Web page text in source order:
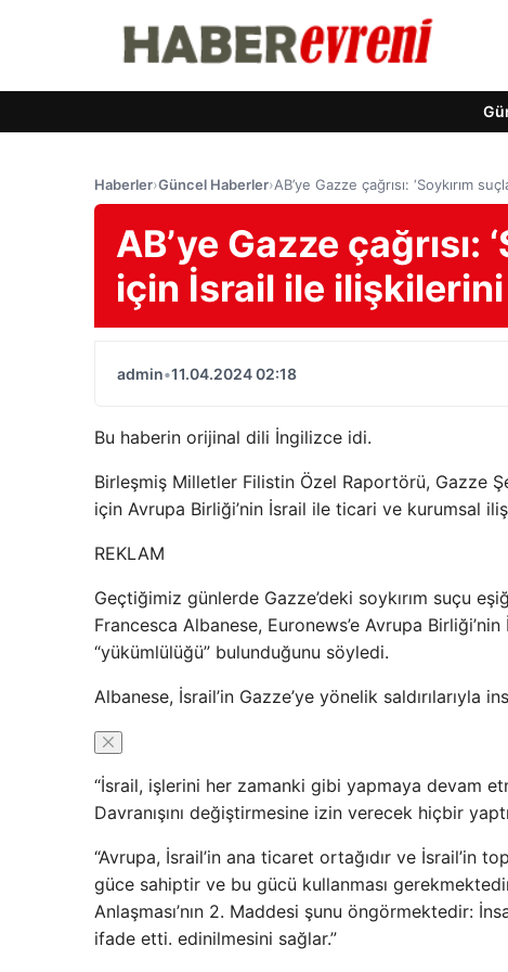
Haberler›Güncel Haberler›AB’ye Gazze çağrısı: ‘Soykırım
AB’ye Gazze çağrısı:
için İsrail ile ilişkilerini
admin•11.04.2024 02:18
Bu haberin orijinal dili İngilizce idi.
Birleşmiş Milletler Filistin Özel Raportörü, Gazze
için Avrupa Birliği’nin İsrail ile ticari ve kurumsal
REKLAM
Geçtiğimiz günlerde Gazze’deki soykırım suçu
Francesca Albanese, Euronews’e Avrupa
“yükümlülüğü” bulunduğunu söyledi.
Albanese, İsrail’in Gazze’ye yönelik saldırılarıyla
“İsrail, işlerini her zamanki gibi yapmaya devam
Davranışını değiştirmesine izin verecek hiçbir
“Avrupa, İsrail’in ana ticaret ortağıdır ve İsrail’in
güce sahiptir ve bu gücü kullanması
Anlaşması’nın 2. Maddesi şunu öngörmektedir:
ifade etti. edinilmesini sağlar.”